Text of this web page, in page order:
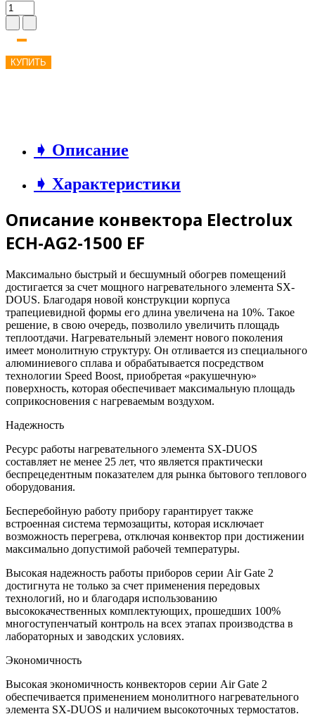
КУПИТЬ
➧ Описание
➧ Характеристики
Описание конвектора Electrolux
ECH-AG2-1500 EF
Максимально быстрый и бесшумный обогрев помещений
достигается за счет мощного нагревательного элемента SX-
DOUS. Благодаря новой конструкции корпуса
трапециевидной формы его длина увеличена на 10%. Такое
решение, в свою очередь, позволило увеличить площадь
теплоотдачи. Нагревательный элемент нового поколения
имеет монолитную структуру. Он отливается из специального
алюминиевого сплава и обрабатывается посредством
технологии Speed Boost, приобретая «ракушечную»
поверхность, которая обеспечивает максимальную площадь
соприкосновения с нагреваемым воздухом.
Надежность
Ресурс работы нагревательного элемента SX-DUOS
составляет не менее 25 лет, что является практически
беспрецедентным показателем для рынка бытового теплового
оборудования.
Бесперебойную работу прибору гарантирует также
встроенная система термозащиты, которая исключает
возможность перегрева, отключая конвектор при достижении
максимально допустимой рабочей температуры.
Высокая надежность работы приборов серии Air Gate 2
достигнута не только за счет применения передовых
технологий, но и благодаря использованию
высококачественных комплектующих, прошедших 100%
многоступенчатый контроль на всех этапах производства в
лабораторных и заводских условиях.
Экономичность
Высокая экономичность конвекторов серии Air Gate 2
обеспечивается применением монолитного нагревательного
элемента SX-DUOS и наличием высокоточных термостатов.